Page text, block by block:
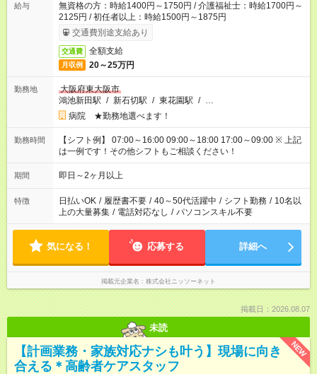
給与
無資格の方：時給1400円～1750円 / 介護福祉士：時給1700円～
2125円 / 初任者以上：時給1500円～1875円
交通費別途支給あり
交通費 全額支給
月収例 20～25万円
勤務地
大阪府東大阪市
鴻池新田駅 / 新石切駅 / 東花園駅 / …
病院 ★勤務地選べます！
勤務時間
【シフト例】 07:00～16:00 09:00～18:00 17:00～09:00 ※ 上記
は一例です！その他シフトもご相談ください！
期間 即日～2ヶ月以上
特徴 日払いOK / 履歴書不要 / 40～50代活躍中 / シフト勤務 / 10名以
上の大量募集 / 電話対応なし / パソコンスキル不要
気になる！ 応募する 詳細へ
掲載元企業名 株式会社ニッソーネット
掲載日：2026.08.07
未読
NEW
【計画業務・家族対応ナシも叶う】現場に向き
合える＊高齢者ケアスタッフ